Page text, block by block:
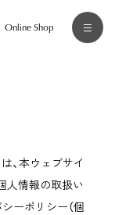
Online Shop
、本ウェブサイ
人情報の取扱い
ーポリシー（個